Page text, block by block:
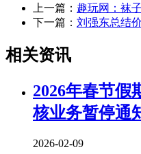
上一篇： 趣玩网：袜
下一篇： 刘强东总结
相关资讯
2026年春节假
核业务暂停通
2026-02-09